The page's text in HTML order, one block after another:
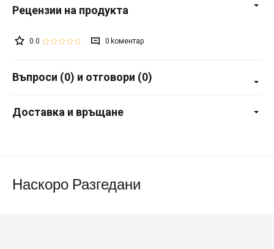
0.0 0
Въпроси (0) и отговори (0)
Доставка и връщане
Наскоро Разгедани